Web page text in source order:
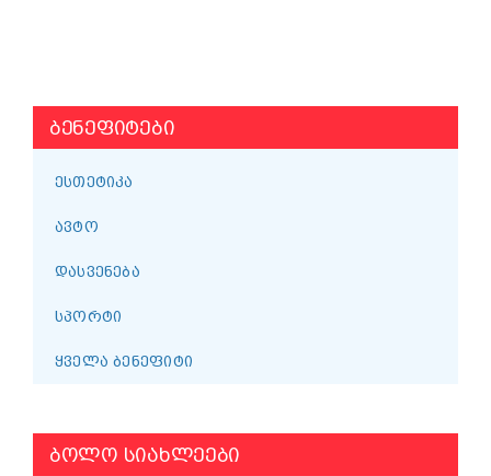
ᲑᲔᲜᲔᲤᲘᲢᲔᲑᲘ
ᲔᲡᲗᲔᲢᲘᲙᲐ
ᲐᲕᲢᲝ
ᲓᲐᲡᲕᲔᲜᲔᲑᲐ
ᲡᲞᲝᲠᲢᲘ
ᲧᲕᲔᲚᲐ ᲑᲔᲜᲔᲤᲘᲢᲘ
ᲑᲝᲚᲝ ᲡᲘᲐᲮᲚᲔᲔᲑᲘ